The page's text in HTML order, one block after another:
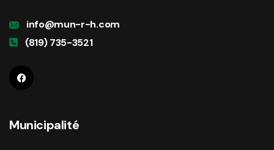
info@mun-r-h.com
(819) 735-3521
Municipalité